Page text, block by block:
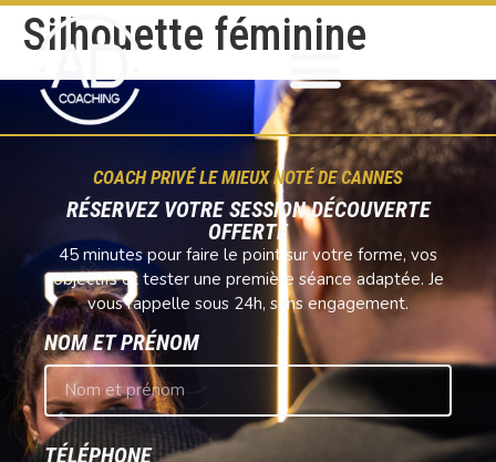
Silhouette féminine
COACH PRIVÉ LE MIEUX NOTÉ DE CANNES
RÉSERVEZ VOTRE SESSION DÉCOUVERTE
OFFERTE
45 minutes pour faire le point sur votre forme, vos
objectifs et tester une première séance adaptée. Je
vous rappelle sous 24h, sans engagement.
NOM ET PRÉNOM
TÉLÉPHONE